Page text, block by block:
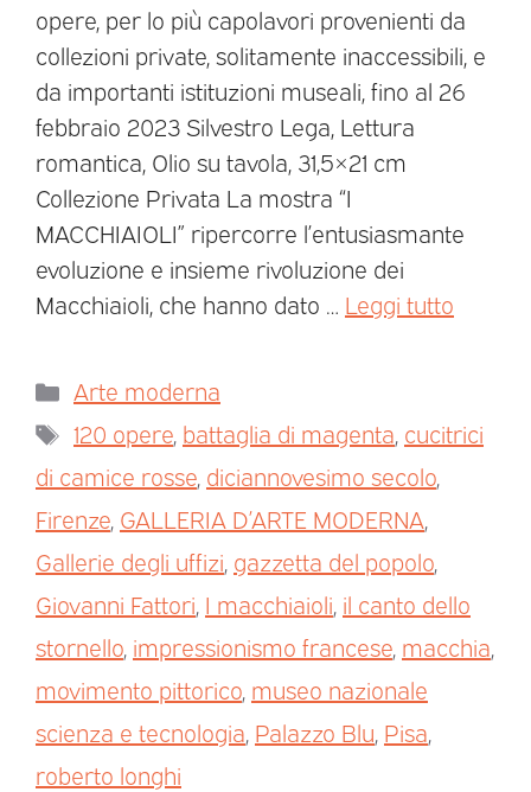
opere, per lo più capolavori provenienti da
collezioni private, solitamente inaccessibili, e
da importanti istituzioni museali, fino al 26
febbraio 2023 Silvestro Lega, Lettura
romantica, Olio su tavola, 31,5×21 cm
Collezione Privata La mostra “I
MACCHIAIOLI” ripercorre l’entusiasmante
evoluzione e insieme rivoluzione dei
Macchiaioli, che hanno dato … Leggi tutto
Arte moderna
120 opere, battaglia di magenta, cucitrici
di camice rosse, diciannovesimo secolo,
Firenze, GALLERIA D’ARTE MODERNA,
Gallerie degli uffizi, gazzetta del popolo,
Giovanni Fattori, I macchiaioli, il canto dello
stornello, impressionismo francese, macchia,
movimento pittorico, museo nazionale
scienza e tecnologia, Palazzo Blu, Pisa,
roberto longhi